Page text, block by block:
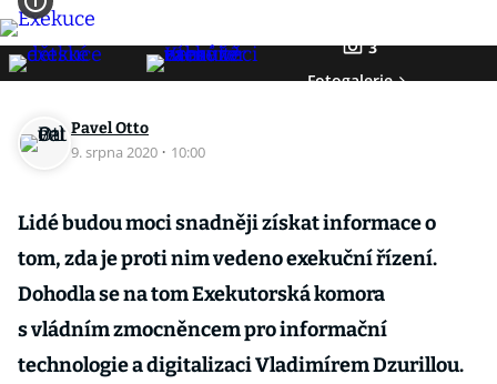
3
Fotogalerie
Pavel Otto
9. srpna 2020 · 10:00
Lidé budou moci snadněji získat informace o
tom, zda je proti nim vedeno exekuční řízení.
Dohodla se na tom Exekutorská komora
s vládním zmocněncem pro informační
technologie a digitalizaci Vladimírem Dzurillou.